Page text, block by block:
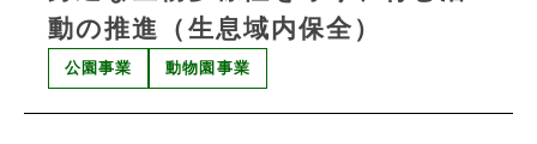
動の推進（生息域内保全）
公園事業 動物園事業